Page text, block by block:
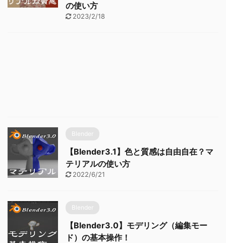
の使い方
2023/2/18
Blender
【Blender3.1】色と質感は自由自在？マ
テリアルの使い方
2022/6/21
Blender
【Blender3.0】モデリング（編集モー
ド）の基本操作！